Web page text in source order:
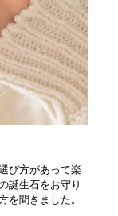
び方があって楽
誕生石をお守り
を聞きました。